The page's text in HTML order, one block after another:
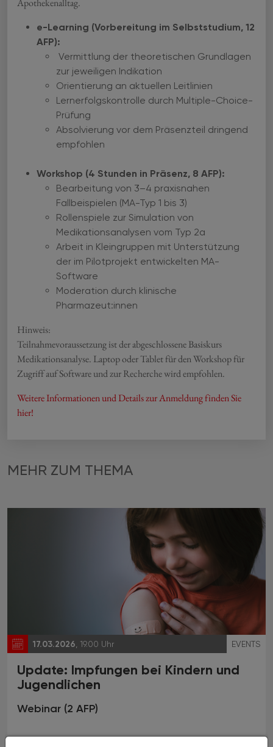
Apothekenalltag.
e-Learning (Vorbereitung im Selbststudium, 12
AFP):
Vermittlung der theoretischen Grundlagen
zur jeweiligen Indikation
Orientierung an aktuellen Leitlinien
Lernerfolgskontrolle durch Multiple-Choice-
Prüfung
Absolvierung vor dem Präsenzteil dringend
empfohlen
Workshop (4 Stunden in Präsenz, 8 AFP):
Bearbeitung von 3–4 praxisnahen
Fallbeispielen (MA-Typ 1 bis 3)
Rollenspiele zur Simulation von
Medikationsanalysen vom Typ 2a
Arbeit in Kleingruppen mit Unterstützung
der im Pilotprojekt entwickelten MA-
Software
Moderation durch klinische
Pharmazeut:innen
Hinweis:
Teilnahmevoraussetzung ist der abgeschlossene Basiskurs
Medikationsanalyse. Laptop oder Tablet für den Workshop für
Zugriff auf Software und zur Recherche wird empfohlen.
Weitere Informationen und Details zur Anmeldung finden Sie
hier!
MEHR ZUM THEMA
17.03.2026 , 19.00 Uhr EVENTS
Update: Impfungen bei Kindern und
Jugendlichen
Webinar (2 AFP)